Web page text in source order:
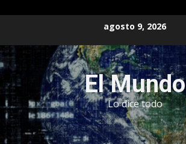
contenido
agosto 9, 2026
El Mundo
Lo dice todo